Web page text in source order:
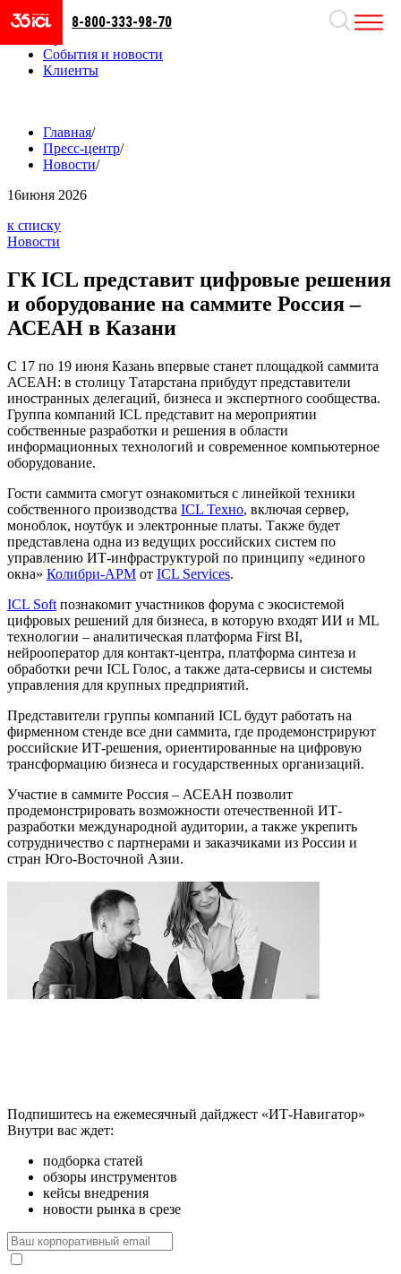
Направления
События и новости
Клиенты
8-800-333-98-70
Главная/
Пресс-центр/
Новости/
16июня 2026
к списку
Новости
ГК ICL представит цифровые решения
и оборудование на саммите Россия –
АСЕАН в Казани
С 17 по 19 июня Казань впервые станет площадкой саммита
АСЕАН: в столицу Татарстана прибудут представители
иностранных делегаций, бизнеса и экспертного сообщества.
Группа компаний ICL представит на мероприятии
собственные разработки и решения в области
информационных технологий и современное компьютерное
оборудование.
Гости саммита смогут ознакомиться с линейкой техники
собственного производства ICL Техно, включая сервер,
моноблок, ноутбук и электронные платы. Также будет
представлена одна из ведущих российских систем по
управлению ИТ-инфраструктурой по принципу «единого
окна» Колибри-АРМ от ICL Services.
ICL Soft познакомит участников форума с экосистемой
цифровых решений для бизнеса, в которую входят ИИ и ML
технологии – аналитическая платформа First BI,
нейрооператор для контакт-центра, платформа синтеза и
обработки речи ICL Голос, а также дата-сервисы и системы
управления для крупных предприятий.
Представители группы компаний ICL будут работать на
фирменном стенде все дни саммита, где продемонстрируют
российские ИТ-решения, ориентированные на цифровую
трансформацию бизнеса и государственных организаций.
Участие в саммите Россия – АСЕАН позволит
продемонстрировать возможности отечественной ИТ-
разработки международной аудитории, а также укрепить
сотрудничество с партнерами и заказчиками из России и
стран Юго-Восточной Азии.
Подпишитесь на ежемесячный дайджест «ИТ-Навигатор»
Внутри вас ждет:
подборка статей
обзоры инструментов
кейсы внедрения
новости рынка в срезе